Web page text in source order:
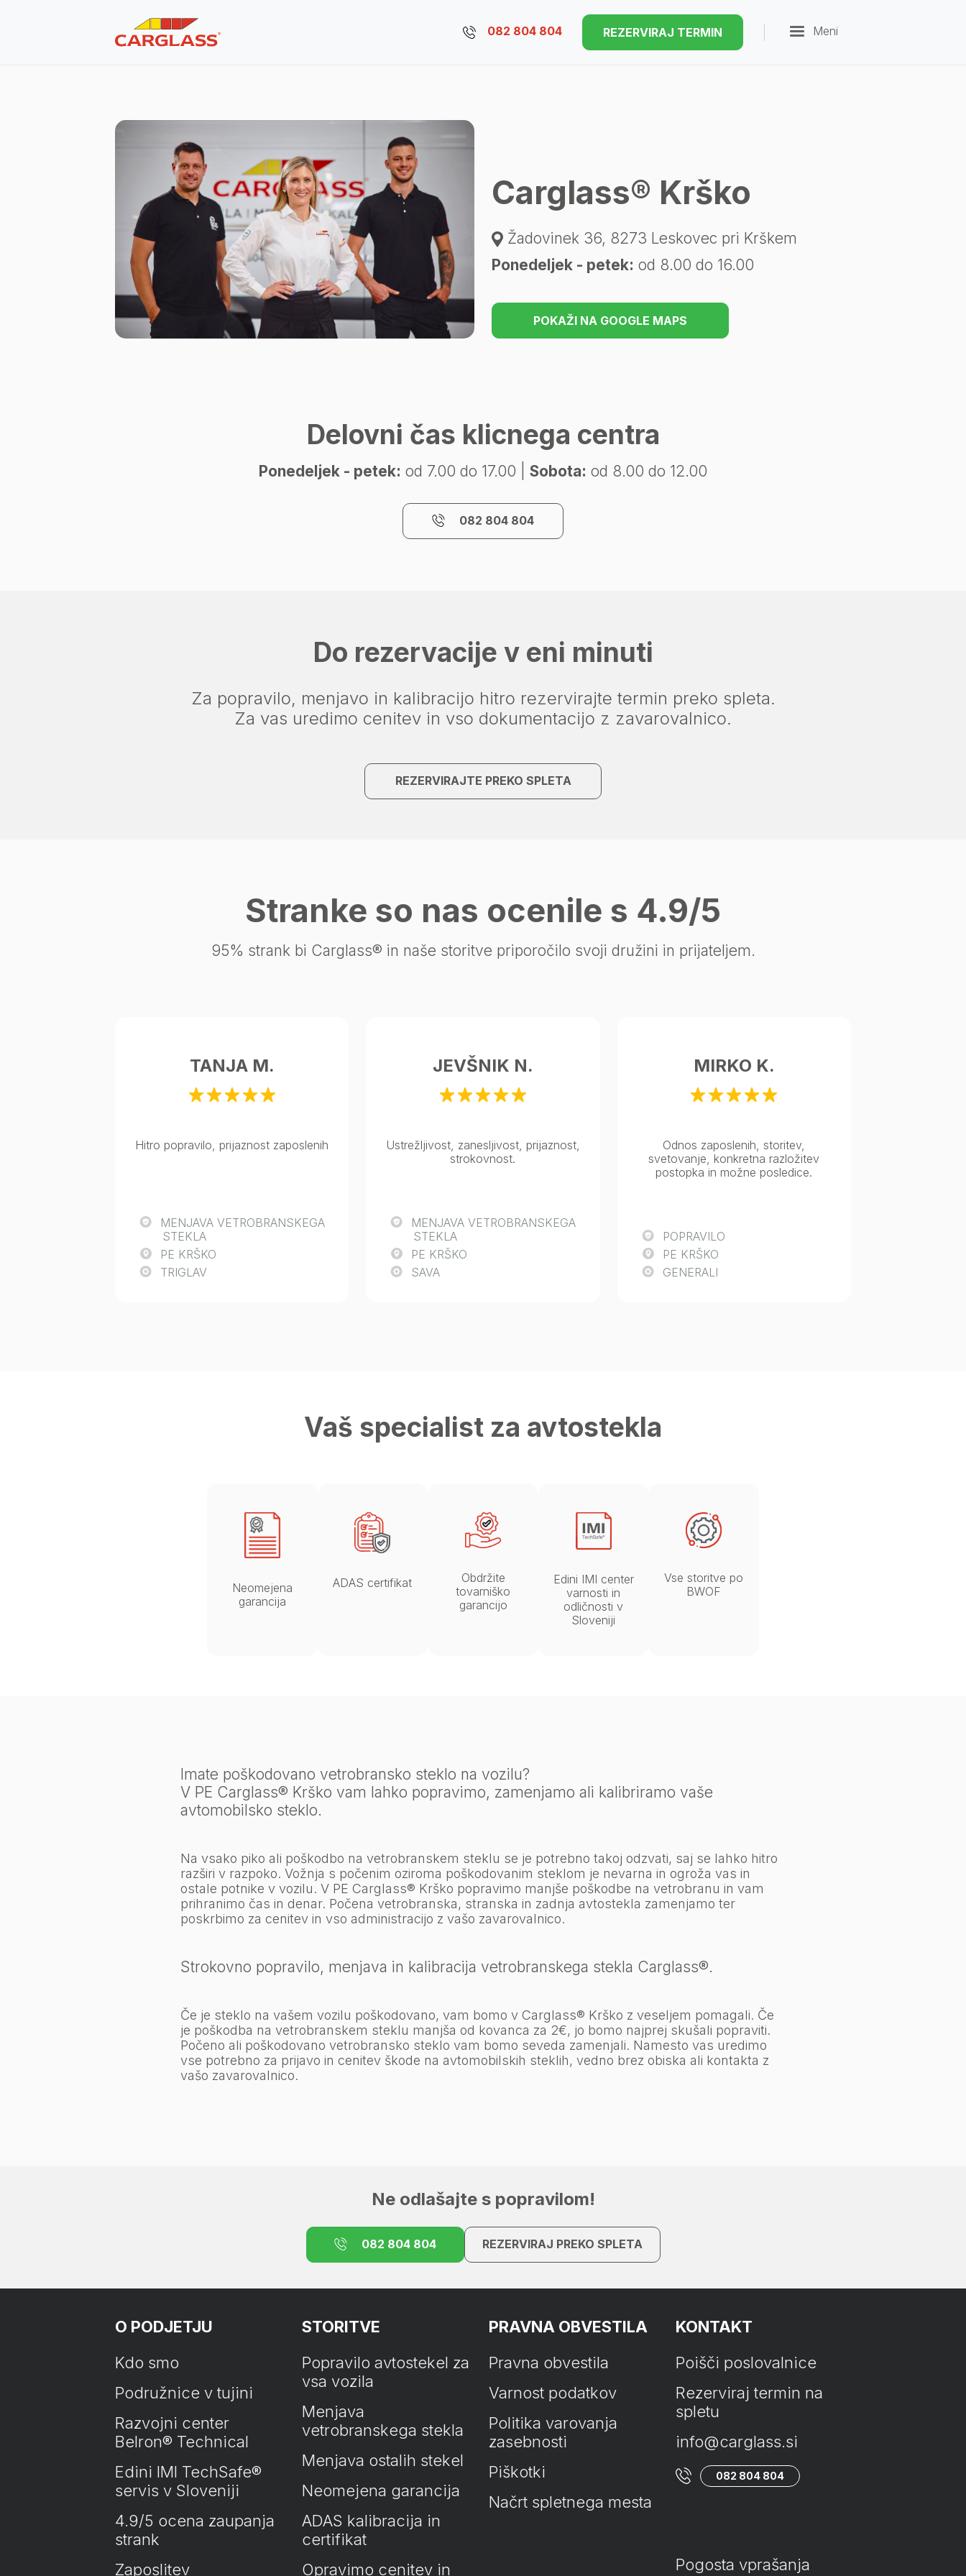
082 804 804 REZERVIRAJ TERMIN Meni
Carglass® Krško
Žadovinek 36, 8273 Leskovec pri Krškem
Ponedeljek - petek: od 8.00 do 16.00
POKAŽI NA GOOGLE MAPS
Delovni čas klicnega centra
Ponedeljek - petek: od 7.00 do 17.00 | Sobota: od 8.00 do 12.00
082 804 804
Do rezervacije v eni minuti
Za popravilo, menjavo in kalibracijo hitro rezervirajte termin preko spleta.
Za vas uredimo cenitev in vso dokumentacijo z zavarovalnico.
REZERVIRAJTE PREKO SPLETA
Stranke so nas ocenile s 4.9/5
95% strank bi Carglass® in naše storitve priporočilo svoji družini in prijateljem.
TANJA M.
Hitro popravilo, prijaznost zaposlenih
MENJAVA VETROBRANSKEGA
STEKLA
PE KRŠKO
TRIGLAV
JEVŠNIK N.
Ustrežljivost, zanesljivost, prijaznost,
strokovnost.
MENJAVA VETROBRANSKEGA
STEKLA
PE KRŠKO
SAVA
MIRKO K.
Odnos zaposlenih, storitev,
svetovanje, konkretna razložitev
postopka in možne posledice.
POPRAVILO
PE KRŠKO
GENERALI
Vaš specialist za avtostekla
Neomejena
garancija
ADAS certifikat
Obdržite
tovarniško
garancijo
Edini IMI center
varnosti in
odličnosti v
Sloveniji
Vse storitve po
BWOF
Imate poškodovano vetrobransko steklo na vozilu?
V PE Carglass® Krško vam lahko popravimo, zamenjamo ali kalibriramo vaše
avtomobilsko steklo.
Na vsako piko ali poškodbo na vetrobranskem steklu se je potrebno takoj odzvati, saj se lahko hitro
razširi v razpoko. Vožnja s počenim oziroma poškodovanim steklom je nevarna in ogroža vas in
ostale potnike v vozilu. V PE Carglass® Krško popravimo manjše poškodbe na vetrobranu in vam
prihranimo čas in denar. Počena vetrobranska, stranska in zadnja avtostekla zamenjamo ter
poskrbimo za cenitev in vso administracijo z vašo zavarovalnico.
Strokovno popravilo, menjava in kalibracija vetrobranskega stekla Carglass®.
Če je steklo na vašem vozilu poškodovano, vam bomo v Carglass® Krško z veseljem pomagali. Če
je poškodba na vetrobranskem steklu manjša od kovanca za 2€, jo bomo najprej skušali popraviti.
Počeno ali poškodovano vetrobransko steklo vam bomo seveda zamenjali. Namesto vas uredimo
vse potrebno za prijavo in cenitev škode na avtomobilskih steklih, vedno brez obiska ali kontakta z
vašo zavarovalnico.
Ne odlašajte s popravilom!
082 804 804 REZERVIRAJ PREKO SPLETA
O PODJETJU
Kdo smo
Podružnice v tujini
Razvojni center
Belron® Technical
Edini IMI TechSafe®
servis v Sloveniji
4.9/5 ocena zaupanja
strank
Zaposlitev
STORITVE
Popravilo avtostekel za
vsa vozila
Menjava
vetrobranskega stekla
Menjava ostalih stekel
Neomejena garancija
ADAS kalibracija in
certifikat
Opravimo cenitev in
PRAVNA OBVESTILA
Pravna obvestila
Varnost podatkov
Politika varovanja
zasebnosti
Piškotki
Načrt spletnega mesta
KONTAKT
Poišči poslovalnice
Rezerviraj termin na
spletu
info@carglass.si
082 804 804
Pogosta vprašanja